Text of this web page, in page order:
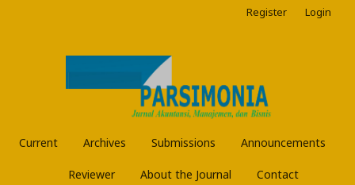
Current Archives Submissions Announcements
Reviewer About the Journal Contact
Register Login